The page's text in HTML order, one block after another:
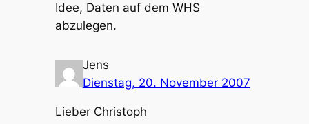
Idee, Daten auf dem WHS
abzulegen.
Jens
Dienstag, 20. November 2007
Lieber Christoph